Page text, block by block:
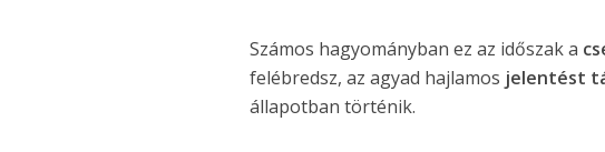
Számos hagyományban ez az időszak a
felébredsz, az agyad hajlamos jelentést
állapotban történik.